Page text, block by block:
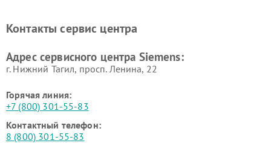
Siemens
Siemens
Siemens
Siemens
Контакты сервис центра
Адрес сервисного центра Siemens:
г. Нижний Тагил, просп. Ленина, 22
Горячая линия:
+7 (800) 301-55-83
Контактный телефон:
8 (800) 301-55-83